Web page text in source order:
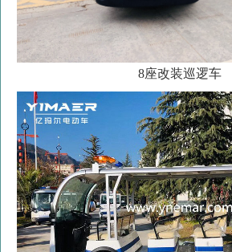
8座改装巡逻车